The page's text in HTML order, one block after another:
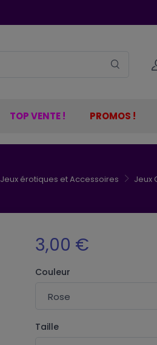
TOP VENTE ! PROMOS !
Jeux érotiques et Accessoires Jeux
3,00 €
Couleur
Taille